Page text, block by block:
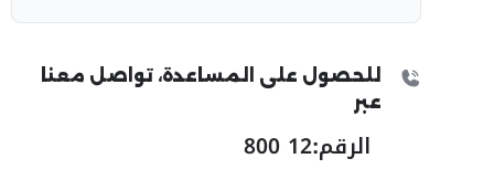
للحصول على المساعدة، تواصل معنا
عبر
الرقم:800 12